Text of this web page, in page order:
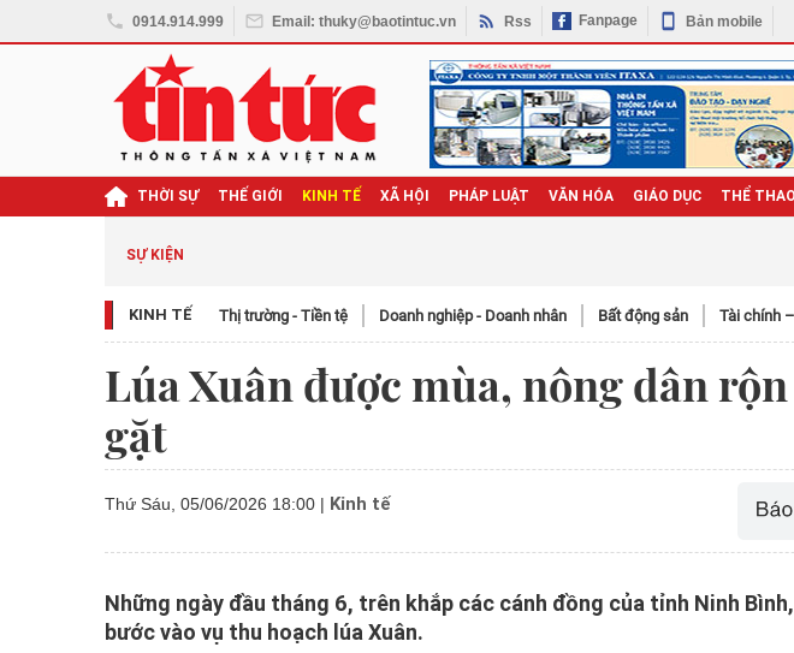
0914.914.999 Email: thuky@baotintuc.vn Rss Fanpage Bản mobile
THỜI SỰ THẾ GIỚI KINH TẾ XÃ HỘI PHÁP LUẬT VĂN HÓA GIÁO DỤC THỂ THAO
SỰ KIỆN
KINH TẾ Thị trường - Tiền tệ Doanh nghiệp - Doanh nhân Bất động sản Tài chính
Lúa Xuân được mùa, nông dân
gặt
Thứ Sáu, 05/06/2026 18:00 | Kinh tế
Những ngày đầu tháng 6, trên khắp các cánh đồng của tỉnh Ninh
bước vào vụ thu hoạch lúa Xuân.